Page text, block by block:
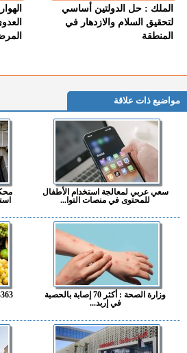
الملك : حل الدولتين أساسي
لتحقيق السلام والازدهار في
المنطقة
مواضيع ذات علاقة
سعي عربي لمعالجة استخدام الأطفال
للمحتوى في منصات التوا...
وزارة الصحة : أكثر 70 إصابة بالحصبة
في إربد...